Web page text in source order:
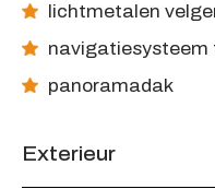
lichtmetalen
navigatiesysteem
panoramadak
Exterieur